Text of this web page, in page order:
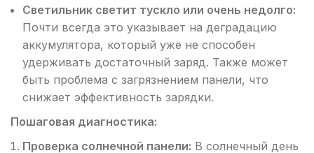
Светильник светит тускло или очень недолго:
Почти всегда это указывает на деградацию
аккумулятора, который уже не способен
удерживать достаточный заряд. Также может
быть проблема с загрязнением панели, что
снижает эффективность зарядки.
Пошаговая диагностика:
Проверка солнечной панели: В солнечный день